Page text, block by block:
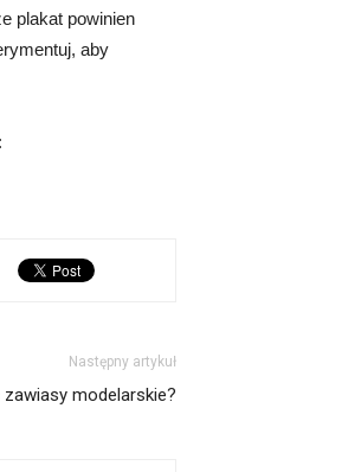
plakat powinien
aby
Następny artykuł
modelarskie?